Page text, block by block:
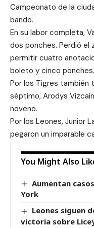
Campeonato de la
bando.
En su labor completa,
dos ponches. Perdió el
permitir cuatro
boleto y cinco ponches.
Por los Tigres también
séptimo, Arodys
noveno.
Por los Leones, Junior
pegaron un imparable
You Might Also
Aumentan
York
Leones siguen
victoria sobre